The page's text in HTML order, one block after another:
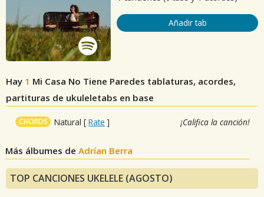
Añadir tab
Hay 1 Mi Casa No Tiene Paredes tablaturas, acordes,
partituras de ukuleletabs en base
CHORDS Natural [Rate ] ¡Califica la canción!
Más álbumes deAdrían Berra
TOP CANCIONES UKELELE (AGOSTO)